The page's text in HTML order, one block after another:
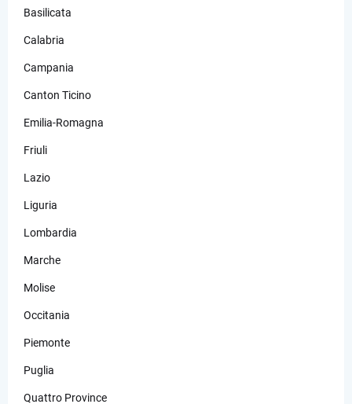
Basilicata
Calabria
Campania
Canton Ticino
Emilia-Romagna
Friuli
Lazio
Liguria
Lombardia
Marche
Molise
Occitania
Piemonte
Puglia
Quattro Province